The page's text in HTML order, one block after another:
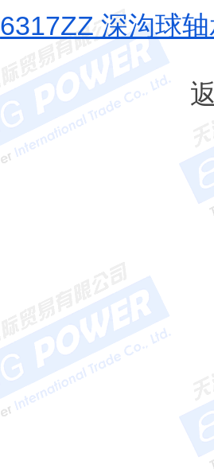
6317ZZ 深沟球